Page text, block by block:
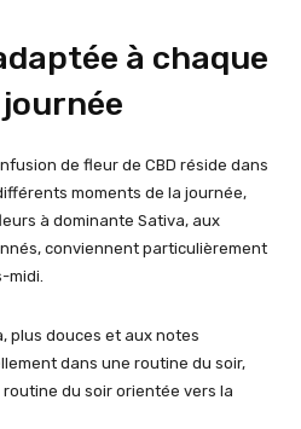
à chaque
de fleur de CBD réside dans
moments de la journée,
à dominante Sativa, aux
conviennent particulièrement
midi.
plus douces et aux notes
dans une routine du soir,
du soir orientée vers la